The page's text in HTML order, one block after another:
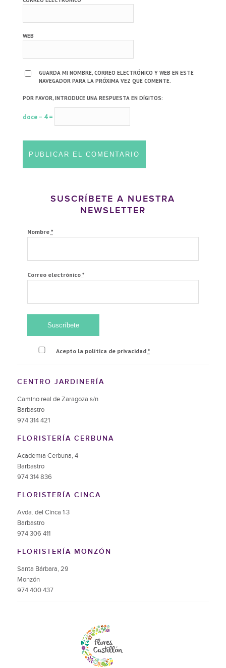
WEB
GUARDA MI NOMBRE, CORREO ELECTRÓNICO Y WEB EN ESTE
NAVEGADOR PARA LA PRÓXIMA VEZ QUE COMENTE.
POR FAVOR, INTRODUCE UNA RESPUESTA EN DÍGITOS:
doce − 4 =
SUSCRÍBETE A NUESTRA
NEWSLETTER
Nombre *
Correo electrónico *
Acepto la política de privacidad *
CENTRO JARDINERÍA
Camino real de Zaragoza s/n
Barbastro
974 314 421
FLORISTERÍA CERBUNA
Academia Cerbuna, 4
Barbastro
974 314 836
FLORISTERÍA CINCA
Avda. del Cinca 1·3
Barbastro
974 306 411
FLORISTERÍA MONZÓN
Santa Bárbara, 29
Monzón
974 400 437